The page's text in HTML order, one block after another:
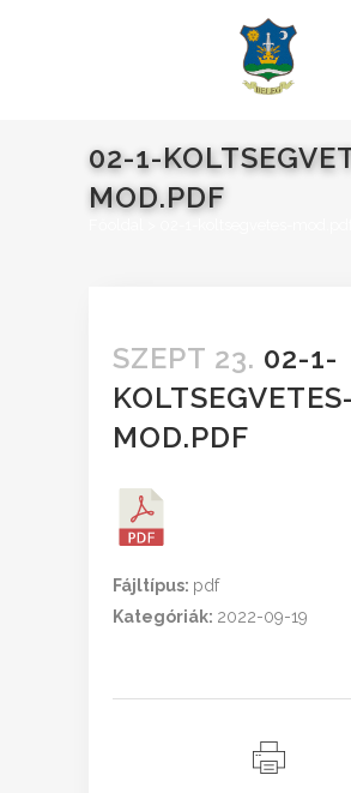
02-1-
MOD.PDF
SZEPT 23. 02-1-
KOLTSEGVETES-
MOD.PDF
Fájltípus: pdf
Kategóriák: 2022-09-19